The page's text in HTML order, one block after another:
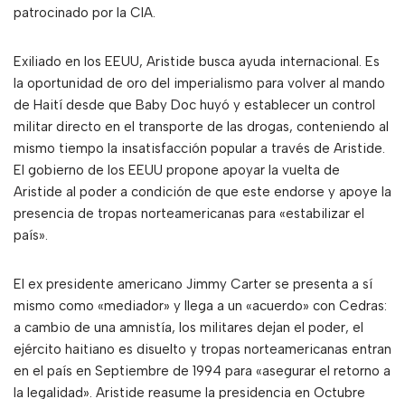
patrocinado por la CIA.
Exiliado en los EEUU, Aristide busca ayuda internacional. Es
la oportunidad de oro del imperialismo para volver al mando
de Haití desde que Baby Doc huyó y establecer un control
militar directo en el transporte de las drogas, conteniendo al
mismo tiempo la insatisfacción popular a través de Aristide.
El gobierno de los EEUU propone apoyar la vuelta de
Aristide al poder a condición de que este endorse y apoye la
presencia de tropas norteamericanas para «estabilizar el
país».
El ex presidente americano Jimmy Carter se presenta a sí
mismo como «mediador» y llega a un «acuerdo» con Cedras:
a cambio de una amnistía, los militares dejan el poder, el
ejército haitiano es disuelto y tropas norteamericanas entran
en el país en Septiembre de 1994 para «asegurar el retorno a
la legalidad». Aristide reasume la presidencia en Octubre